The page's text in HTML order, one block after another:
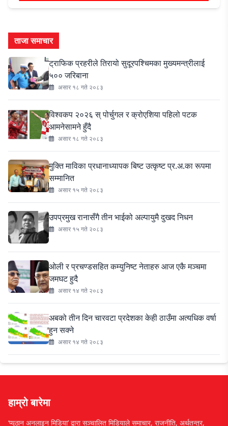
ताजा समाचार
ट्राफिक प्रहरीले तिरायो सुदूरपश्चिमका मुख्यमन्त्रीलाई
५०० जरिबाना
असार १८ गते २०८३
विश्वकप २०२६ स् पोर्चुगल र क्रोएशिया पहिलो पटक
आमनेसामने हुँदै
असार १८ गते २०८३
मुक्ति माविका प्रधानाध्यापक बिष्ट उत्कृष्ट प्र.अ.का रूपमा
सम्मानित
असार १५ गते २०८३
उपप्रमुख रानासँगै तीन भाईको अल्पायुमै दुखद निधन
असार १५ गते २०८३
ओली र प्रचण्डसहित कम्युनिष्ट नेताहरु आज एकै मञ्चमा
जमघट हुदै
असार १४ गते २०८३
अबको तीन दिन चारवटा प्रदेशका केही ठाउँमा अत्यधिक वर्षा
हुन सक्ने
असार १४ गते २०८३
हाम्रो बारेमा
‘प्यूठान अनलाइन मिडिया’ द्वारा सञ्चालित मिडियाले समाचार, राजनीति, अर्थतन्त्र,